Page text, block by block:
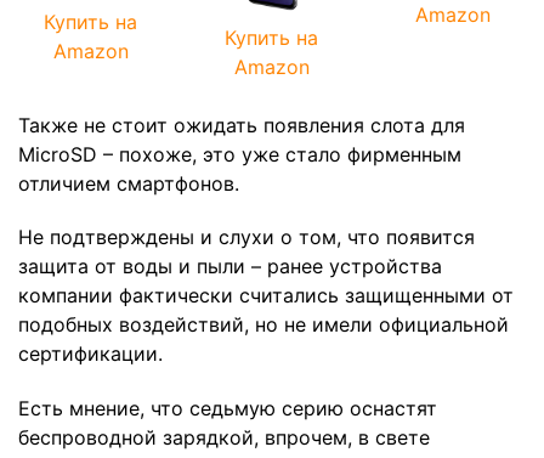
Купить на
Amazon
Купить на
Amazon
Amazon
Также не стоит ожидать появления слота для
MicroSD – похоже, это уже стало фирменным
отличием смартфонов.
Не подтверждены и слухи о том, что появится
защита от воды и пыли – ранее устройства
компании фактически считались защищенными от
подобных воздействий, но не имели официальной
сертификации.
Есть мнение, что седьмую серию оснастят
беспроводной зарядкой, впрочем, в свете